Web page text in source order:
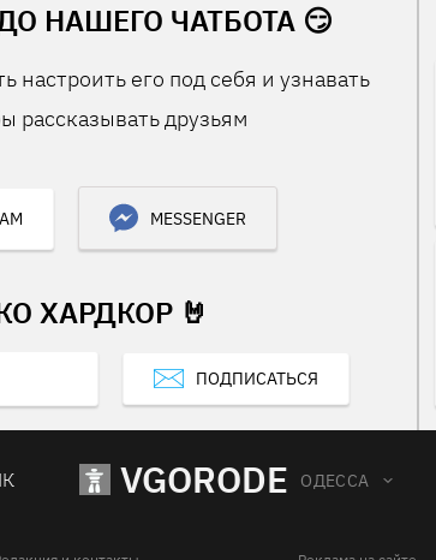
НАШЕГО ЧАТБОТА 😏
настроить его под себя и узнавать
рассказывать друзьям
MESSENGER
ХАРДКОР 🤘
ПОДПИСАТЬСЯ
VGORODE ОДЕССА